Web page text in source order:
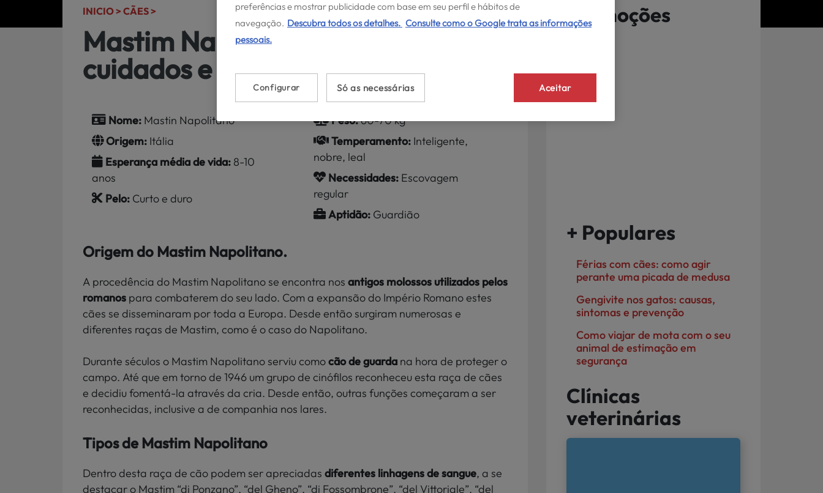
INICIO >CÃES >
Mastim Napolitano: Conselhos,
cuidados e características
Nome: Mastin Napolitano
Origem: Itália
Esperança média de vida: 8-10
anos
Pelo: Curto e duro
Peso:60-70 kg
Temperamento: Inteligente,
nobre, leal
Necessidades: Escovagem
regular
Aptidão: Guardião
Origem do Mastim Napolitano.
A procedência do Mastim Napolitano se encontra nos antigos molossos utilizados pelos
romanos para combaterem do seu lado. Com a expansão do Império Romano estes
cães se disseminaram por toda a Europa. Desde então surgiram numerosas e
diferentes raças de Mastim, como é o caso do Napolitano.
Durante séculos o Mastim Napolitano serviu comocão de guarda na hora de proteger o
campo. Até que em torno de 1946 um grupo de cinófilos reconheceu esta raça de cães
e decidiu fomentá-la através da cria. Desde então, outras funções começaram a ser
reconhecidas, inclusive a de companhia nos lares.
Tipos de Mastim Napolitano
Dentro desta raça de cão podem ser apreciadas diferentes linhagens de sangue, a se
destacar o Mastim “di Ponzano”, “del Gheno”, “di Fossombrone”, “del Vittoriale”, “del
Promoções
+ Populares
Férias com cães: como agir
perante uma picada de medusa
Gengivite nos gatos: causas,
sintomas e prevenção
Como viajar de mota com o seu
animal de estimação em
segurança
Clínicas
veterinárias
preferências e mostrar publicidade com base em seu perfil e hábitos de
navegação. Descubra todos os detalhes. Consulte como o Google trata as informações
pessoais.
Só as necessárias Aceitar
Configurar